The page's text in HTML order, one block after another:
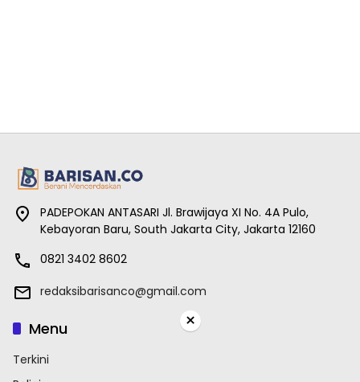
PADEPOKAN ANTASARI Jl. Brawijaya XI No. 4A Pulo,
Kebayoran Baru, South Jakarta City, Jakarta 12160
0821 3402 8602
redaksibarisanco@gmail.com
Menu
Terkini
×